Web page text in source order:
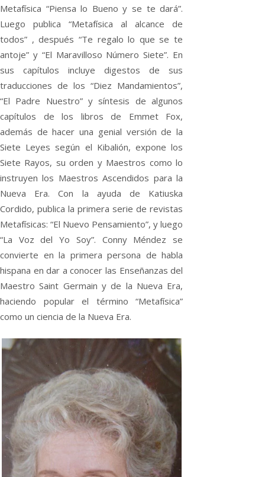
Metafísica “Piensa lo Bueno y se te dará”.
Luego publica “Metafísica al alcance de
todos” , después “Te regalo lo que se te
antoje” y “El Maravilloso Número Siete”. En
sus capítulos incluye digestos de sus
traducciones de los “Diez Mandamientos”,
“El Padre Nuestro” y síntesis de algunos
capítulos de los libros de Emmet Fox,
además de hacer una genial versión de la
Siete Leyes según el Kibalión, expone los
Siete Rayos, su orden y Maestros como lo
instruyen los Maestros Ascendidos para la
Nueva Era. Con la ayuda de Katiuska
Cordido, publica la primera serie de revistas
Metafísicas: “El Nuevo Pensamiento”, y luego
“La Voz del Yo Soy”. Conny Méndez se
convierte en la primera persona de habla
hispana en dar a conocer las Enseñanzas del
Maestro Saint Germain y de la Nueva Era,
haciendo popular el término “Metafísica”
como un ciencia de la Nueva Era.